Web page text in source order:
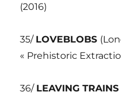
(2016)
35/ LOVEBLOBS
« Prehistoric
36/ LEAVING TRAINS